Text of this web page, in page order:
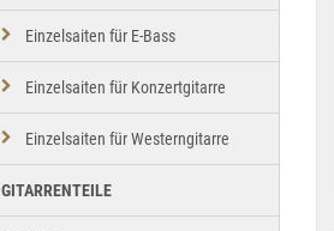
Einzelsaiten für E-Bass
Einzelsaiten für Konzertgitarre
Einzelsaiten für Westerngitarre
GITARRENTEILE